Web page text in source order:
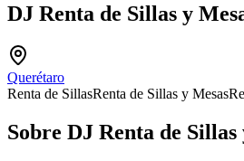
DJ Renta de Sillas y
Querétaro
Renta de SillasRenta de Sillas y Mesas
Sobre DJ Renta de Sillas